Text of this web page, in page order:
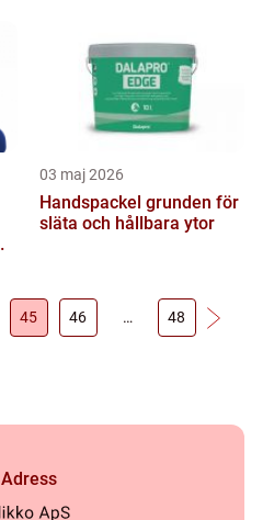
03 maj 2026
Handspackel grunden för
släta och hållbara ytor
45 46 … 48
Adress